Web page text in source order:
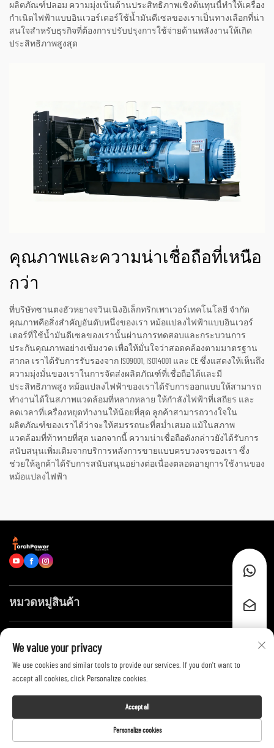
ผลิตภัณฑ์ปลอม ความมุ่งเน้นด้านประสิทธิภาพเชิงต้นทุนนี้ทำให้เครื่อง
กำเนิดไฟฟ้าแบบอินเวอร์เตอร์ใช้น้ำมันดีเซลของเราเป็นทางเลือกที่น่า
สนใจสำหรับธุรกิจที่ต้องการปรับปรุงการใช้จ่ายด้านพลังงานให้เกิด
ประสิทธิภาพสูงสุด
คุณภาพและความน่าเชื่อถือที่เหนือ
กว่า
ที่บริษัทซานตงฮัวหยางจวินเนิงอิเล็กทริกเพาเวอร์เทคโนโลยี จำกัด
คุณภาพคือสิ่งสำคัญอันดับหนึ่งของเรา หม้อแปลงไฟฟ้าแบบอินเวอร์
เตอร์ที่ใช้น้ำมันดีเซลของเรานั้นผ่านการทดสอบและกระบวนการ
ประกันคุณภาพอย่างเข้มงวด เพื่อให้มั่นใจว่าสอดคล้องตามมาตรฐาน
สากล เราได้รับการรับรองจาก ISO9001, ISO14001 และ CE ซึ่งแสดงให้เห็นถึง
ความมุ่งมั่นของเราในการจัดส่งผลิตภัณฑ์ที่เชื่อถือได้และมี
ประสิทธิภาพสูง หม้อแปลงไฟฟ้าของเราได้รับการออกแบบให้สามารถ
ทำงานได้ในสภาพแวดล้อมที่หลากหลาย ให้กำลังไฟฟ้าที่เสถียร และ
ลดเวลาที่เครื่องหยุดทำงานให้น้อยที่สุด ลูกค้าสามารถวางใจใน
ผลิตภัณฑ์ของเราได้ว่าจะให้สมรรถนะที่สม่ำเสมอ แม้ในสภาพ
แวดล้อมที่ท้าทายที่สุด นอกจากนี้ ความน่าเชื่อถือดังกล่าวยังได้รับการ
สนับสนุนเพิ่มเติมจากบริการหลังการขายแบบครบวงจรของเรา ซึ่ง
ช่วยให้ลูกค้าได้รับการสนับสนุนอย่างต่อเนื่องตลอดอายุการใช้งานของ
หม้อแปลงไฟฟ้า
หมวดหมู่สินค้า
ติดต่อเรา
We value your privacy
We use cookies and similar tools to provide our services. If you don't want to
accept all cookies, click Personalize cookies.
Personalize cookies
Accept all